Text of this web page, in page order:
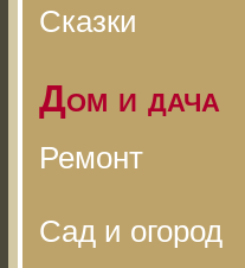
Сказки
Дом и дача
Ремонт
Сад и огород